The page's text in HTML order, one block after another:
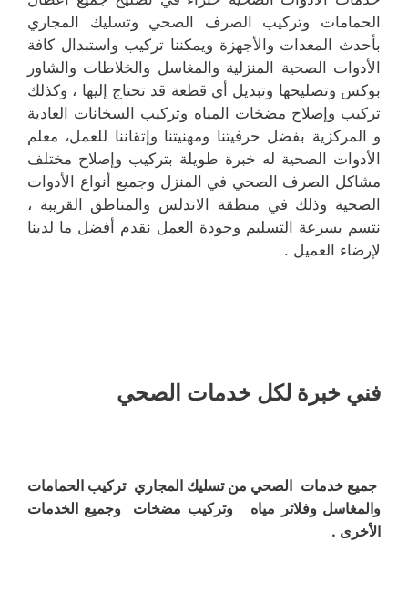
الحمامات وتركيب الصرف الصحي وتسليك المجاري
بأحدث المعدات والأجهزة ويمكننا تركيب واستبدال كافة
الأدوات الصحية المنزلية والمغاسل والخلاطات والشاور
بوكس وتصليحها وتبديل أي قطعة قد تحتاج إليها ، وكذلك
تركيب وإصلاح مضخات المياه وتركيب السخانات العادية
و المركزية بفضل حرفيتنا ومهنيتنا وإتقاننا للعمل، معلم
الأدوات الصحية له خبرة طويلة بتركيب وإصلاح مختلف
مشاكل الصرف الصحي في المنزل وجميع أنواع الأدوات
الصحية وذلك في منطقة الاندلس والمناطق القريبة ،
نتسم بسرعة التسليم وجودة العمل نقدم أفضل ما لدينا
لإرضاء العميل .
فني خبرة لكل خدمات الصحي
جميع خدمات الصحي من تسليك المجاري تركيب الحمامات
والمغاسل وفلاتر مياه وتركيب مضخات وجميع الخدمات
الأخرى .